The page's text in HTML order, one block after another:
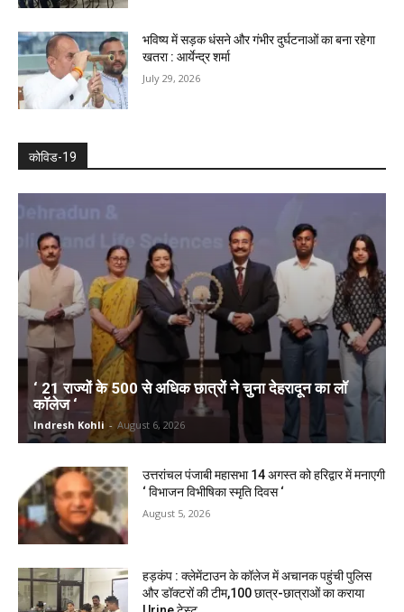
भविष्य में सड़क धंसने और गंभीर दुर्घटनाओं का बना रहेगा
खतरा : आर्येन्द्र शर्मा
July 29, 2026
कोविड-19
‘ 21 राज्यों के 500 से अधिक छात्रों ने चुना देहरादून का लाॅ
काॅलेज ‘
Indresh Kohli - August 6, 2026
उत्तरांचल पंजाबी महासभा 14 अगस्त को हरिद्वार में मनाएगी
‘ विभाजन विभीषिका स्मृति दिवस ‘
August 5, 2026
हड़कंप : क्लेमेंटाउन के कॉलेज में अचानक पहुंची पुलिस
और डॉक्टरों की टीम,100 छात्र-छात्राओं का कराया